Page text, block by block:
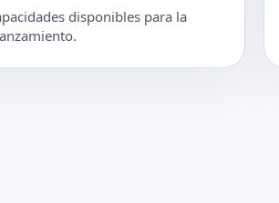
disponibles para la